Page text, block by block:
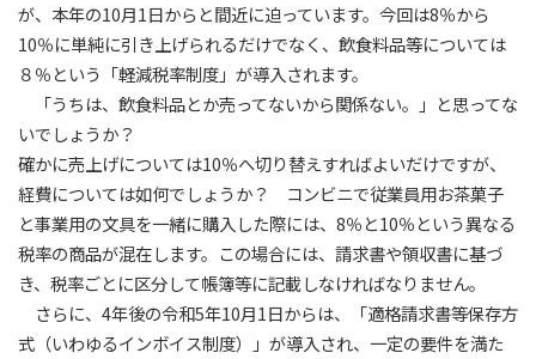
が、本年の10月1日からと間近に迫っています。今回は8％から
10％に単純に引き上げられるだけでなく、飲食料品等については
８％という「軽減税率制度」が導入されます。
「うちは、飲食料品とか売ってないから関係ない。」と思ってな
いでしょうか？
確かに売上げについては10％へ切り替えすればよいだけですが、
経費については如何でしょうか？ コンビニで従業員用お茶菓子
と事業用の文具を一緒に購入した際には、8％と10％という異なる
税率の商品が混在します。この場合には、請求書や領収書に基づ
き、税率ごとに区分して帳簿等に記載しなければなりません。
さらに、4年後の令和5年10月1日からは、「適格請求書等保存方
式（いわゆるインボイス制度）」が導入され、一定の要件を満た